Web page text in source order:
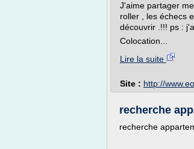
J'aime partager
roller , les échecs
découvrir .!!! ps :
Colocation...
Lire la suite
Site : http://
recherche
recherche